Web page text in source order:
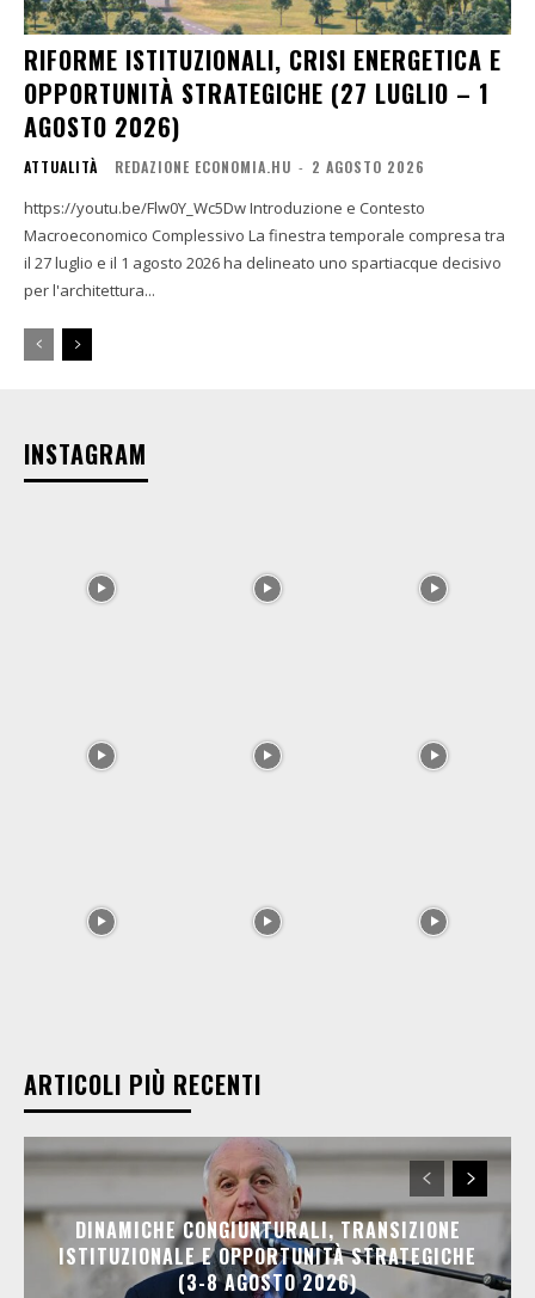
RIFORME ISTITUZIONALI, CRISI ENERGETICA E
OPPORTUNITÀ STRATEGICHE (27 LUGLIO – 1
AGOSTO 2026)
ATTUALITÀ REDAZIONE ECONOMIA.HU - 2 AGOSTO 2026
https://youtu.be/Flw0Y_Wc5Dw Introduzione e Contesto
Macroeconomico Complessivo La finestra temporale compresa tra
il 27 luglio e il 1 agosto 2026 ha delineato uno spartiacque decisivo
per l'architettura...
INSTAGRAM
ARTICOLI PIÙ RECENTI
DINAMICHE CONGIUNTURALI, TRANSIZIONE
ISTITUZIONALE E OPPORTUNITÀ STRATEGICHE
(3-8 AGOSTO 2026)